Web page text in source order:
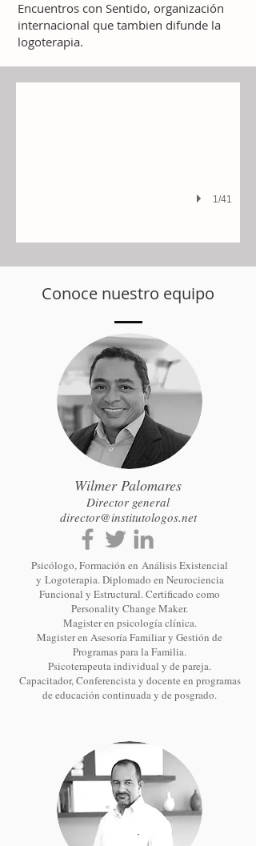
Encuentros con Sentido, organización
internacional que tambien difunde la
logoterapia.
Alimentación emocional
1/41
Conoce nuestro equipo
Wilmer Palomares
Director general
director@institutologos.net
Psicólogo, Formación en Análisis Existencial
y Logoterapia. Diplomado en Neurociencia
Funcional y Estructural. Certificado como
Personality Change Maker.
Magister en psicología clínica.
Magister en Asesoría Familiar y Gestión de
Programas para la Familia.
Psicoterapeuta individual y de pareja.
Capacitador, Conferencista y docente en programas
de educación continuada y de posgrado.